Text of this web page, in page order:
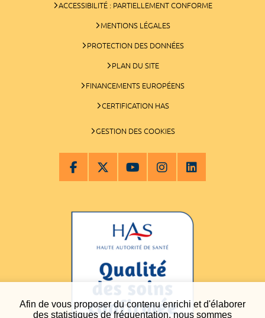
Afin de vous proposer du contenu enrichi et d'élaborer
des statistiques de fréquentation, nous sommes
ACCESSIBILITÉ : PARTIELLEMENT CONFORME
MENTIONS LÉGALES
PROTECTION DES DONNÉES
PLAN DU SITE
FINANCEMENTS EUROPÉENS
CERTIFICATION HAS
GESTION DES COOKIES